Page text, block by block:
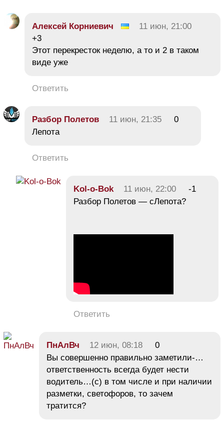
Алексей Корниевич
11 июн, 21:00
+3
Этот перекресток неделю, а то и 2 в таком
виде уже
Ответить
Разбор Полетов 11 июн, 21:35
0
Лепота
Ответить
Kol-o-Bok 11 июн, 22:00
-1
Разбор Полетов — сЛепота?
Ответить
ПнАлВч 12 июн, 08:18
0
Вы совершенно правильно заметили-…
ответственность всегда будет нести
водитель…(с) в том числе и при наличии
разметки, светофоров, то зачем
тратится?